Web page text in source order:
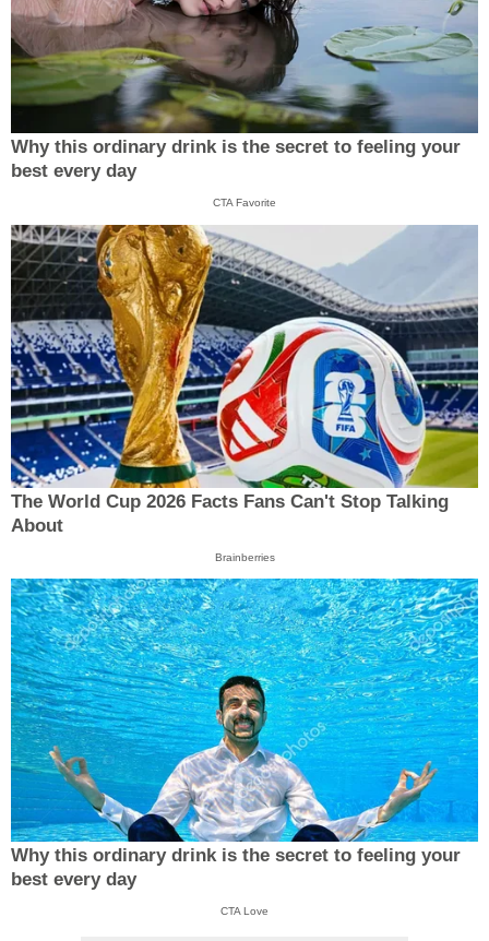
Why this ordinary drink is the secret to feeling your
best every day
CTA Favorite
The World Cup 2026 Facts Fans Can't Stop Talking
About
Brainberries
Why this ordinary drink is the secret to feeling your
best every day
CTA Love